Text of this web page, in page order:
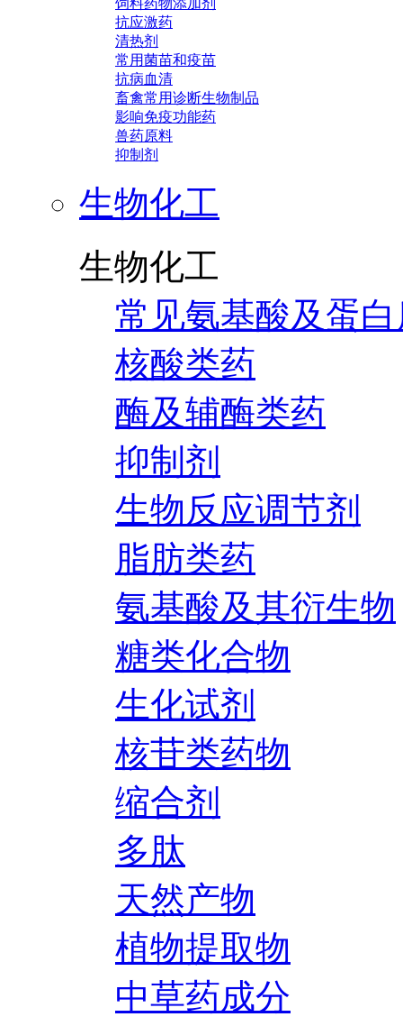
饲料药物添加剂
抗应激药
清热剂
常用菌苗和疫苗
抗病血清
畜禽常用诊断生物制品
影响免疫功能药
兽药原料
抑制剂
生物化工
生物化工
常见氨基酸及蛋
核酸类药
酶及辅酶类药
抑制剂
生物反应调节剂
脂肪类药
氨基酸及其衍生物
糖类化合物
生化试剂
核苷类药物
缩合剂
多肽
天然产物
植物提取物
中草药成分